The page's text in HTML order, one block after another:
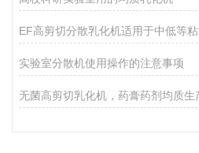
实验室分散机使用操作的注意事项